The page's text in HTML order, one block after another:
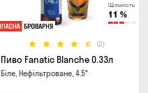
Щільність
11 %
(2)
Пиво Fanatic Blanche 0.33л
Біле, Нефільтроване, 4.5°